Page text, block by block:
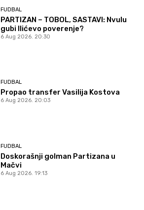
FUDBAL
PARTIZAN – TOBOL, SASTAVI: Nvulu
gubi Ilićevo poverenje?
6 Aug 2026. 20:30
FUDBAL
Propao transfer Vasilija Kostova
6 Aug 2026. 20:03
FUDBAL
Doskorašnji golman Partizana u
Mačvi
6 Aug 2026. 19:13